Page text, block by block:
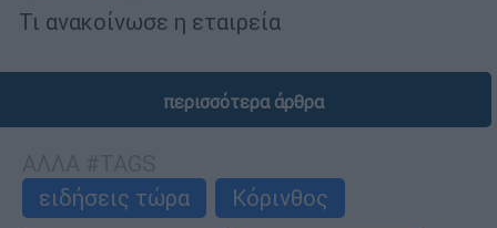
Τι ανακοίνωσε η εταιρεία
περισσότερα άρθρα
ειδήσεις τώρα
Κόρινθος